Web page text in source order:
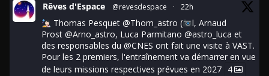
Rêves d'Espace @revesdespace · 22h
Thomas Pesquet @Thom_astro (
l, Arnaud
Prost @Arno_astro, Luca Parmitano @astro_luca et
des responsables du @CNES ont fait une visite à VAST.
Pour les 2 premiers, l'entraînement va démarrer en vue
de leurs missions respectives prévues en 2027 4